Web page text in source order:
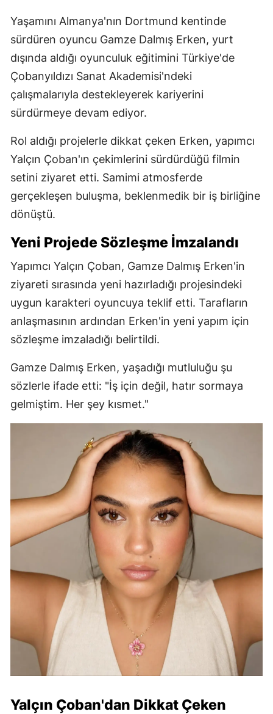
Yaşamını Almanya'nın Dortmund kentinde
sürdüren oyuncu Gamze Dalmış Erken, yurt
dışında aldığı oyunculuk eğitimini Türkiye'de
Çobanyıldızı Sanat Akademisi'ndeki
çalışmalarıyla destekleyerek kariyerini
sürdürmeye devam ediyor.
Rol aldığı projelerle dikkat çeken Erken, yapımcı
Yalçın Çoban'ın çekimlerini sürdürdüğü filmin
setini ziyaret etti. Samimi atmosferde
gerçekleşen buluşma, beklenmedik bir iş birliğine
dönüştü.
Yeni Projede Sözleşme İmzalandı
Yapımcı Yalçın Çoban, Gamze Dalmış Erken'in
ziyareti sırasında yeni hazırladığı projesindeki
uygun karakteri oyuncuya teklif etti. Tarafların
anlaşmasının ardından Erken'in yeni yapım için
sözleşme imzaladığı belirtildi.
Gamze Dalmış Erken, yaşadığı mutluluğu şu
sözlerle ifade etti: "İş için değil, hatır sormaya
gelmiştim. Her şey kısmet."
Yalçın Çoban'dan Dikkat Çeken